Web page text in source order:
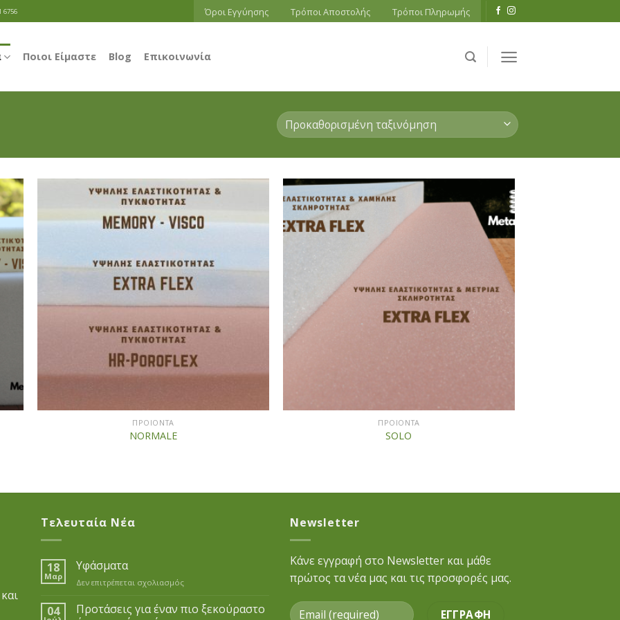
6756 Όροι Εγγύησης Τρόποι Αποστολής Τρόποι Πληρωμής
Ποιοι Είμαστε Blog Επικοινωνία
to
ΠΡΟΙΟΝΤΑ
NORMALE
Add to
Wishlist
ΠΡΟΙΟΝΤΑ
SOLO
Τελευταία Νέα
18
Μαρ
Υφάσματα
Δεν επιτρέπεται σχολιασμόςστο
04
Προτάσεις για έναν πιο ξεκούραστο
Newsletter
Κάνε εγγραφή στο Newsletter και μάθε
πρώτος τα νέα μας και τις προσφορές μας.